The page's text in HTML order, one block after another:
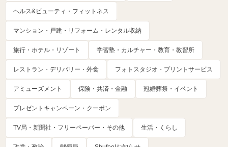
ヘルス&ビューティ・フィットネス
マンション・戸建・リフォーム・レンタル収納
旅行・ホテル・リゾート 学習塾・カルチャー・教育・教習所
レストラン・デリバリー・外食 フォトスタジオ・プリントサービス
アミューズメント 保険・共済・金融 冠婚葬祭・イベント
プレゼントキャンペーン・クーポン
TV局・新聞社・フリーペーパー・その他 生活・くらし